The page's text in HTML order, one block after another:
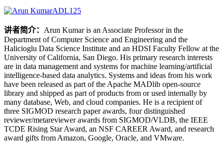
讲者简介： Arun Kumar is an Associate Professor in the
Department of Computer Science and Engineering and the
Halicioglu Data Science Institute and an HDSI Faculty Fellow at the
University of California, San Diego. His primary research interests
are in data management and systems for machine learning/artificial
intelligence-based data analytics. Systems and ideas from his work
have been released as part of the Apache MADlib open-source
library and shipped as part of products from or used internally by
many database, Web, and cloud companies. He is a recipient of
three SIGMOD research paper awards, four distinguished
reviewer/metareviewer awards from SIGMOD/VLDB, the IEEE
TCDE Rising Star Award, an NSF CAREER Award, and research
award gifts from Amazon, Google, Oracle, and VMware.